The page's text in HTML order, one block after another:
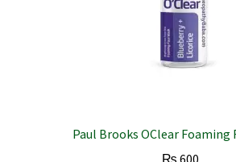
Paul Brooks OClear Foaming
₨ 600